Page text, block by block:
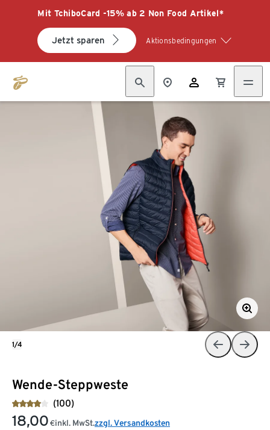
Mit TchiboCard -15% ab 2 Non Food Artikel*
Jetzt sparen Aktionsbedingungen
Wende-Steppweste
(100)
18,00 €inkl. MwSt.zzgl. Versandkosten
1/4